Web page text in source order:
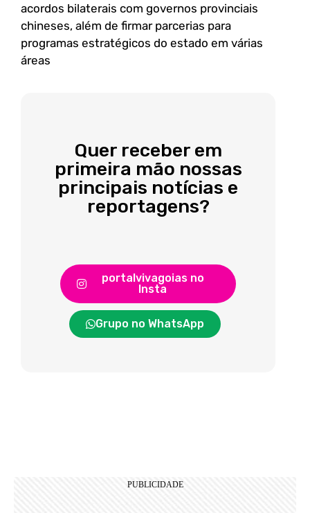
acordos bilaterais com governos provinciais
chineses, além de firmar parcerias para
programas estratégicos do estado em várias
áreas
Quer receber em
primeira mão nossas
principais notícias e
reportagens?
portalvivagoias no
Insta
Grupo no WhatsApp